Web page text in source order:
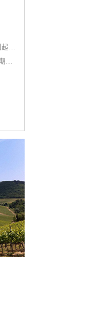
Franciacorta 可以与法国香槟媲美的意大利起泡酒
意大利葡萄酒是一幅“文化拼图”，找到长期合作伙伴最具挑战